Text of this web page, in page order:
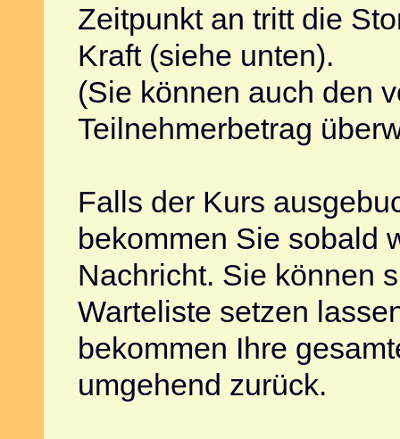
Zeitpunkt an tritt die
Kraft (siehe unten).
(Sie können auch den
Teilnehmerbetrag
Falls der Kurs
bekommen Sie sobald
Nachricht. Sie können
Warteliste setzen
bekommen Ihre
umgehend zurück.